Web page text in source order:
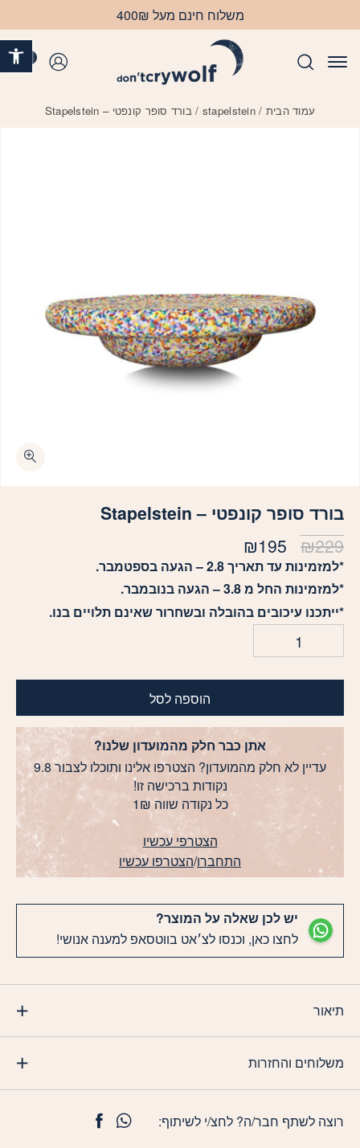
משלוח חינם מעל 400₪
עמוד הבית /
stapelstein / בורד סופר קונפטי – Stapelstein
בורד סופר קונפטי – Stapelstein
₪229
המחיר
המקורי
היה:
₪229.
₪195
המחיר
הנוכחי
הוא:
₪195.
*למזמינות עד תאריך 2.8 – הגעה בספטמבר.
*למזמינות החל מ 3.8 – הגעה בנובמבר.
*ייתכנו עיכובים בהובלה ובשחרור שאינם תלויים בנו.
הוספה לסל
אתן כבר חלק מהמועדון שלנו?
עדיין לא חלק מהמועדון? הצטרפו אלינו ותוכלו לצבור 9.8
נקודות ברכישה זו!
כל נקודה שווה 1₪
הצטרפי עכשיו
התחברו/הצטרפו עכשיו
יש לכן שאלה על המוצר?
לחצו כאן, וכנסו לצ׳אט בווטסאפ למענה אנושי!
תיאור
משלוחים והחזרות
רוצה לשתף חבר/ה? לחצ/י לשיתוף: